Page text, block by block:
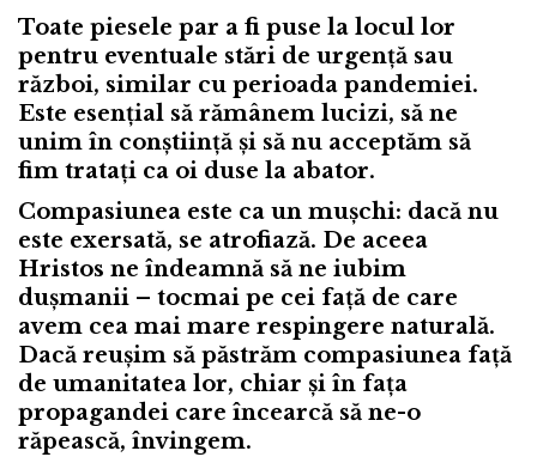
Toate piesele par a fi puse la locul lor
pentru eventuale stări de urgență sau
război, similar cu perioada pandemiei.
Este esențial să rămânem lucizi, să ne
unim în conștiință și să nu acceptăm să
fim tratați ca oi duse la abator.
Compasiunea este ca un mușchi: dacă nu
este exersată, se atrofiază. De aceea
Hristos ne îndeamnă să ne iubim
dușmanii – tocmai pe cei față de care
avem cea mai mare respingere naturală.
Dacă reușim să păstrăm compasiunea față
de umanitatea lor, chiar și în fața
propagandei care încearcă să ne-o
răpească, învingem.